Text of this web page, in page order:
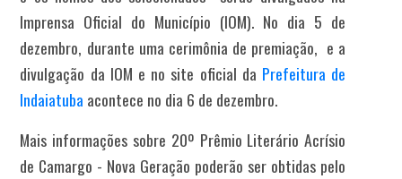
Imprensa Oficial do Município (IOM). No dia 5 de
dezembro, durante uma cerimônia de premiação, e a
divulgação da IOM e no site oficial da Prefeitura de
Indaiatuba acontece no dia 6 de dezembro.
Mais informações sobre 20º Prêmio Literário Acrísio
de Camargo - Nova Geração poderão ser obtidas pelo